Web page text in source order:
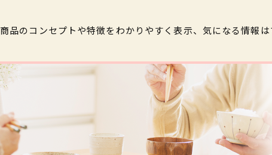
木綿豆腐
練り物
商品のコンセプトや特徴をわかりやすく表示、気になる情報